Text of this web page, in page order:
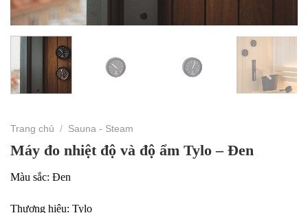
Trang chủ / Sauna - Steam
Máy đo nhiệt độ và độ ẩm Tylo – Đen
Màu sắc: Đen
Thương hiệu: Tylo